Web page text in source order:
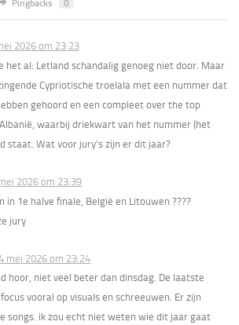
Pingbacks 0
2026 om 23:23
het al: Letland schandalig genoeg niet door. Maar
Cypriotische troelala met een nummer dat
gehoord en een compleet over the top
waarbij driekwart van het nummer (het
staat. Wat voor jury’s zijn er dit jaar?
2026 om 23:39
in 1e halve finale, België en Litouwen ????
jury
mei 2026 om 23:24
hoor, niet veel beter dan dinsdag. De laatste
vooral op visuals en schreeuwen. Er zijn
songs. ik zou echt niet weten wie dit jaar gaat